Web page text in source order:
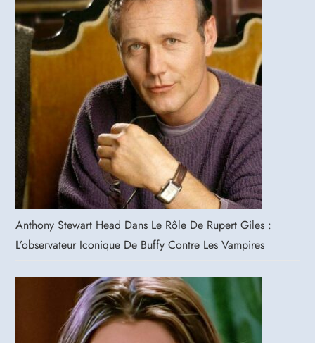
Anthony Stewart Head Dans Le Rôle De Rupert Giles :
L’observateur Iconique De Buffy Contre Les Vampires